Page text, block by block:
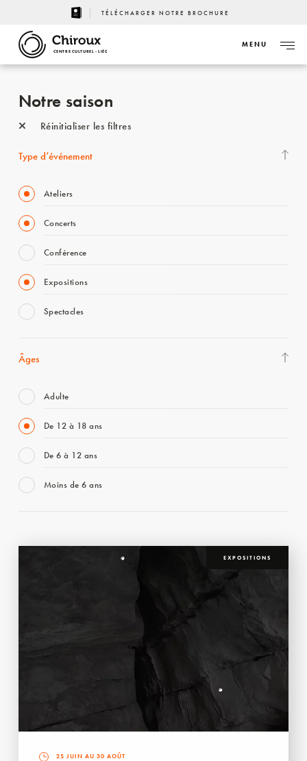
TÉLÉCHARGER NOTRE BROCHURE
CENTRE CULTUREL - LIÈGE
MENU
Notre saison
Réinitialiser les filtres
Type d’événement
Ateliers
Concerts
Conférence
Expositions
Spectacles
Âges
Adulte
De 12 à 18 ans
De 6 à 12 ans
Moins de 6 ans
EXPOSITIONS
25 JUIN AU 30 AOÛT